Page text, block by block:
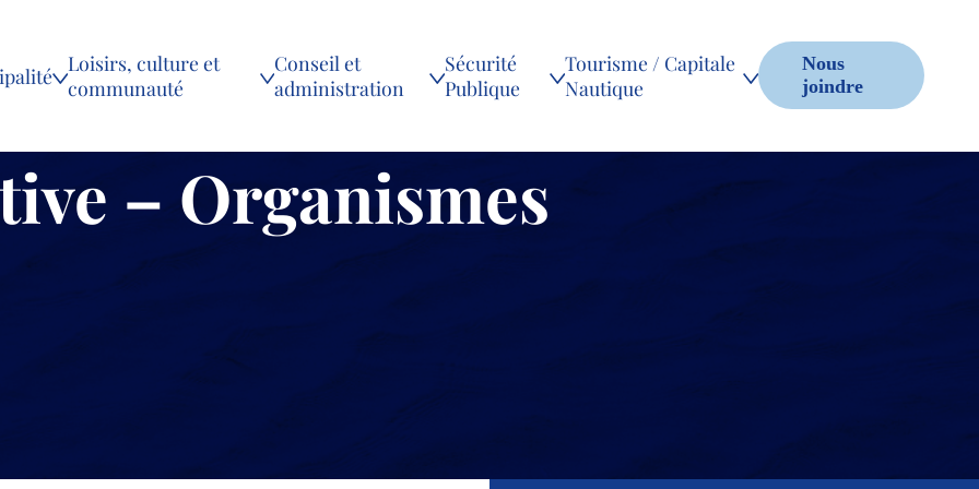
Loisirs, culture et
communauté
Conseil et
administration
Sécurité
Publique
Tourisme / Capitale
Nautique
Nous
joindre
– Organismes